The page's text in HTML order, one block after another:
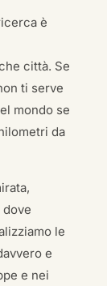
è
città. Se
ti serve
mondo se
da
le
e
e nei